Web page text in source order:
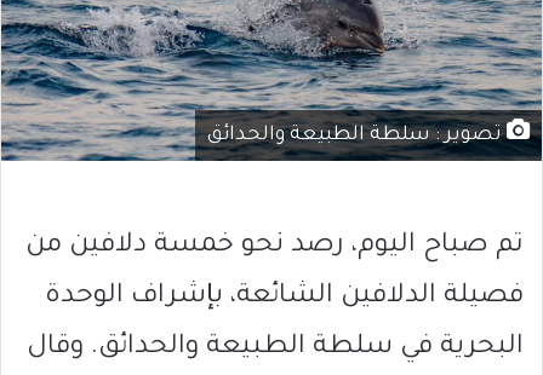
تصوير : سلطة الطبيعة والحدائق
تم صباح اليوم، رصد نحو خمسة دلافين من
فصيلة الدلافين الشائعة، بإشراف الوحدة
البحرية في سلطة الطبيعة والحدائق. وقال